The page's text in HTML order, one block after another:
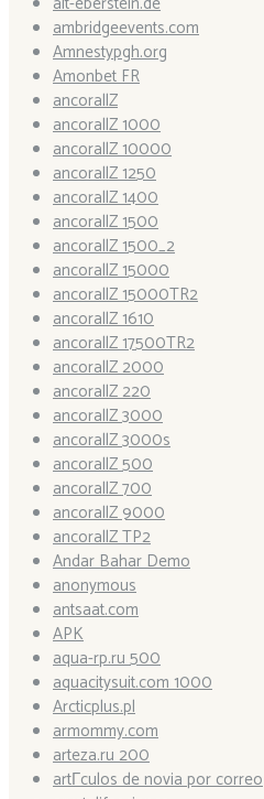
ambridgeevents.com
Amnestypgh.org
Amonbet FR
ancorallZ
ancorallZ 1000
ancorallZ 10000
ancorallZ 1250
ancorallZ 1400
ancorallZ 1500
ancorallZ 1500_2
ancorallZ 15000
ancorallZ 15000TR2
ancorallZ 1610
ancorallZ 17500TR2
ancorallZ 2000
ancorallZ 220
ancorallZ 3000
ancorallZ 3000s
ancorallZ 500
ancorallZ 700
ancorallZ 9000
ancorallZ TP2
Andar Bahar Demo
anonymous
antsaat.com
APK
aqua-rp.ru 500
aquacitysuit.com 1000
Arcticplus.pl
armommy.com
arteza.ru 200
artГ­culos de novia por correo